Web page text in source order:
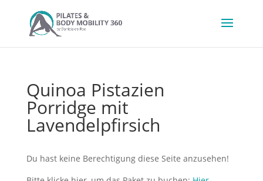
Quinoa Pistazien
Porridge mit
Lavendelpfirsich
Du hast keine Berechtigung diese Seite anzusehen!